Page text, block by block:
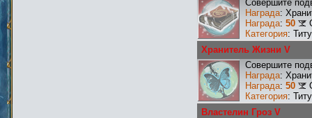
Совершите
Награда:
Награда: 50
Категория:
Хранитель Жизни V
Совершите
Награда:
Награда: 50
Категория:
Властелин Гроз V